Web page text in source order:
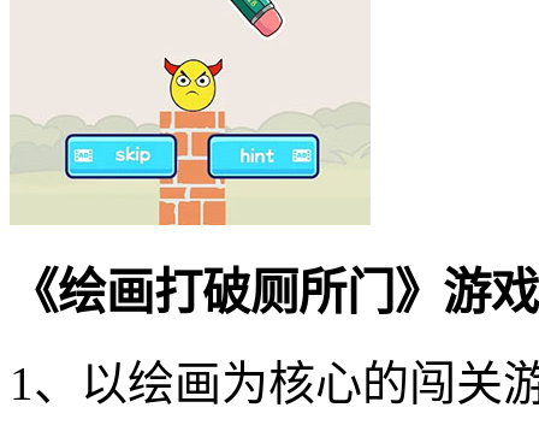
《绘画打破厕所门》游
1、以绘画为核心的闯关